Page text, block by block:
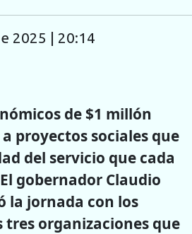
2025 | 20:14
de $1 millón
proyectos sociales que
del servicio que cada
gobernador Claudio
la jornada con los
tres organizaciones que